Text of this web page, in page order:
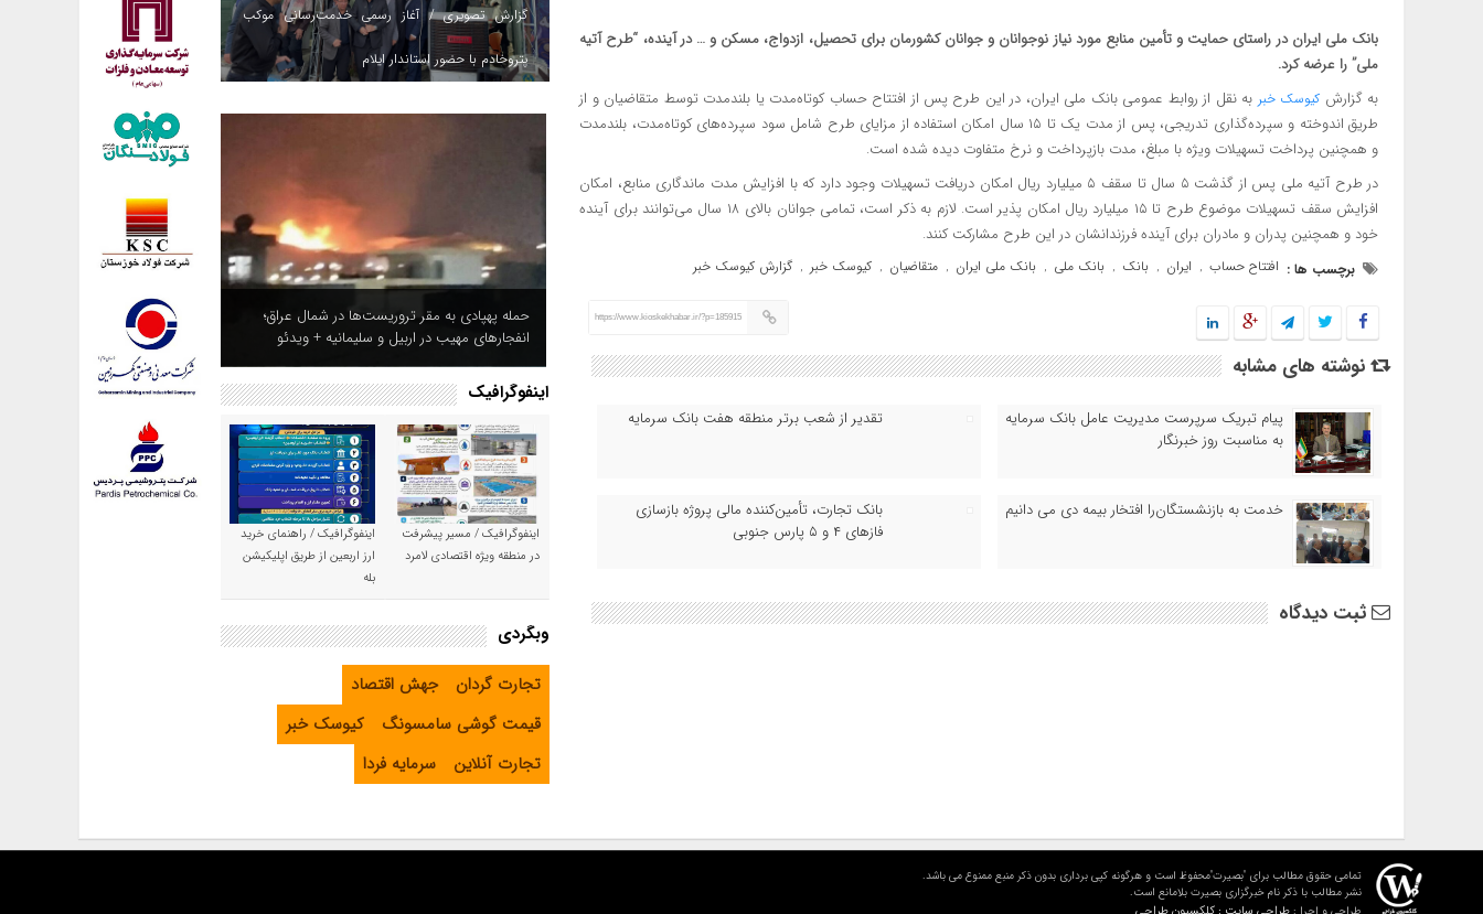
بانک ملی ایران در راستای حمایت و تأمین منابع مورد نیاز نوجوانان و جوانان کشورمان برای تحصیل، ازدواج، مسکن و … در آینده، “طرح آتیه
ملی” را عرضه کرد.
به گزارش کیوسک خبر به نقل از روابط عمومی بانک ملی ایران، در این طرح پس از افتتاح حساب کوتاه‌مدت یا بلندمدت توسط متقاضیان و از
طریق اندوخته و سپرده‌گذاری تدریجی، پس از مدت یک تا ۱۵ سال امکان استفاده از مزایای طرح شامل سود سپرده‌های کوتاه‌مدت، بلندمدت
و همچنین پرداخت تسهیلات ویژه با مبلغ، مدت بازپرداخت و نرخ متفاوت دیده شده است.
در طرح آتیه ملی پس از گذشت ۵ سال تا سقف ۵ میلیارد ریال امکان دریافت تسهیلات وجود دارد که با افزایش مدت ماندگاری منابع، امکان
افزایش سقف تسهیلات موضوع طرح تا ۱۵ میلیارد ریال امکان پذیر است. لازم به ذکر است، تمامی جوانان بالای ۱۸ سال می‌توانند برای آینده
خود و همچنین پدران و مادران برای آینده فرزندانشان در این طرح مشارکت کنند.
برچسب ها : افتتاح حساب , ایران , بانک , بانک ملی , بانک ملی ایران , متقاضیان , کیوسک خبر , گزارش کیوسک خبر
https://www.kioskekhabar.ir/?p=185915
نوشته های مشابه
پیام تبریک سرپرست مدیریت عامل بانک سرمایه
به مناسبت روز خبرنگار
تقدیر از شعب برتر منطقه هفت بانک سرمایه
خدمت به بازنشستگان‌را افتخار بیمه دی می دانیم
بانک تجارت، تأمین‌کننده مالی پروژه بازسازی
فازهای ۴ و ۵ پارس جنوبی
ثبت دیدگاه
گزارش تصویری / آغاز رسمی خدمت‌رسانی موکب
پتروخادم با حضور استاندار ایلام
حمله پهپادی به مقر تروریست‌ها در شمال عراق؛
انفجارهای مهیب در اربیل و سلیمانیه + ویدئو
اینفوگرافیک
اینفوگرافیک / مسیر پیشرفت
در منطقه ویژه اقتصادی لامرد
اینفوگرافیک / راهنمای خرید
ارز اربعین از طریق اپلیکیشن
بله
وبگردی
تجارت گردان
جهش اقتصاد
قیمت گوشی سامسونگ
کیوسک خبر
تجارت آنلاین
سرمایه فردا
تمامی حقوق مطالب برای "بصیرت"محفوظ است و هرگونه کپی برداری بدون ذکر منبع ممنوع می باشد.
نشر مطالب با ذکر نام خبرگزاری بصیرت بلامانع است.